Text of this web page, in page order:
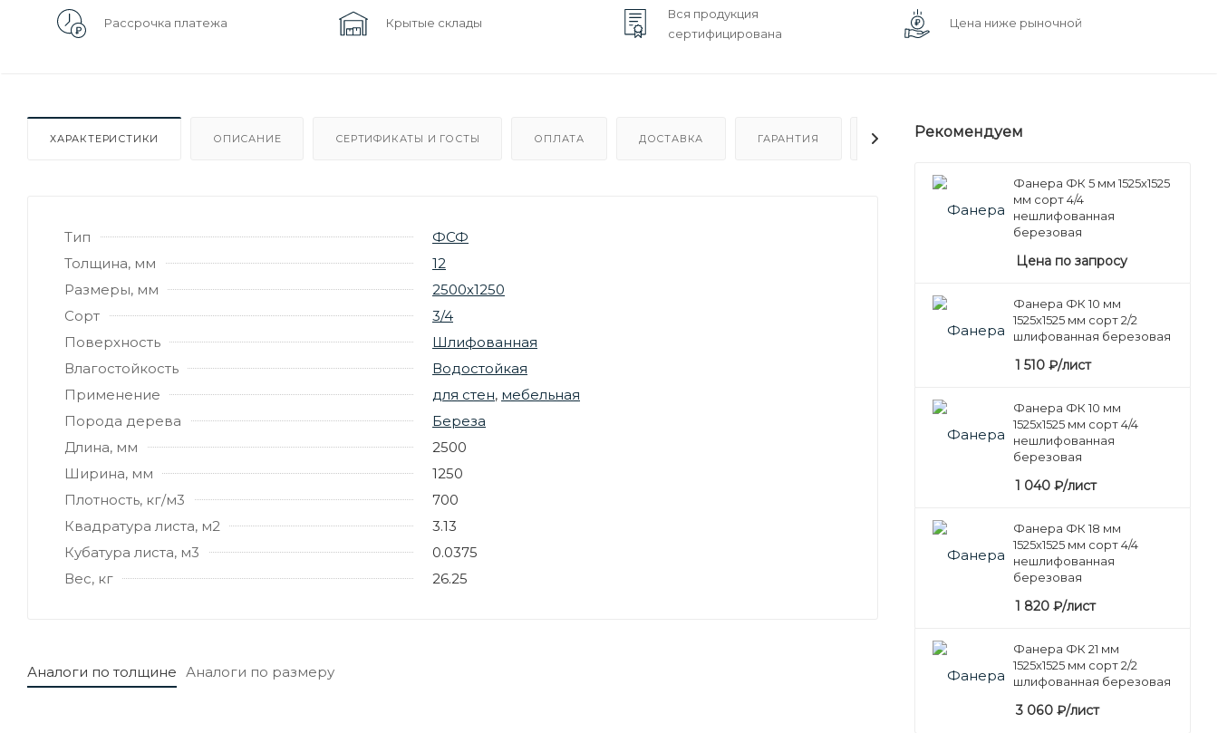
Рассрочка платежа Крытые склады
Вся продукция
сертифицирована
Цена ниже рыночной
ХАРАКТЕРИСТИКИ ОПИСАНИЕ СЕРТИФИКАТЫ И ГОСТЫ ОПЛАТА ДОСТАВКА ГАРАНТИЯ ОТЗЫВЫ
Тип
ФСФ
Толщина, мм
12
Размеры, мм
2500х1250
Сорт
3/4
Поверхность
Шлифованная
Влагостойкость
Водостойкая
Применение
для стен, мебельная
Порода дерева
Береза
Длина, мм
2500
Ширина, мм
1250
Плотность, кг/м3
700
Квадратура листа, м2
3.13
Кубатура листа, м3
0.0375
Вес, кг
26.25
Аналоги по толщине Аналоги по размеру
Рекомендуем
Фанера ФК 5 мм 1525х1525
мм сорт 4/4
нешлифованная
березовая
Цена по запросу
Фанера ФК 10 мм
1525х1525 мм сорт 2/2
шлифованная березовая
1 510 ₽/лист
Фанера ФК 10 мм
1525х1525 мм сорт 4/4
нешлифованная
березовая
1 040 ₽/лист
Фанера ФК 18 мм
1525х1525 мм сорт 4/4
нешлифованная
березовая
1 820 ₽/лист
Фанера ФК 21 мм
1525х1525 мм сорт 2/2
шлифованная березовая
3 060 ₽/лист